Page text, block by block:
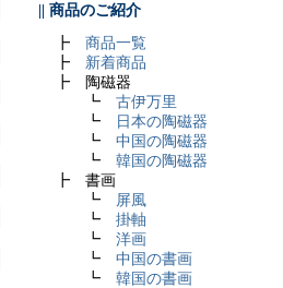
|| 商品のご紹介
┣ 商品一覧
┣ 新着商品
┣ 陶磁器
┗ 古伊万里
┗
日本の陶磁器
┗ 中国の陶磁器
┗ 韓国の陶磁器
┣ 書画
┗
屏風
┗ 掛軸
┗ 洋画
┗ 中国の書画
┗ 韓国の書画